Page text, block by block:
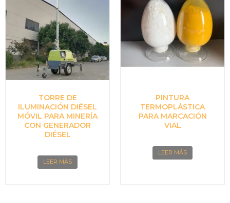
TORRE DE
ILUMINACIÓN DIÉSEL
MÓVIL PARA MINERÍA
CON GENERADOR
DIÉSEL
LEER MÁS
PINTURA
TERMOPLÁSTICA
PARA MARCACIÓN
VIAL
LEER MÁS